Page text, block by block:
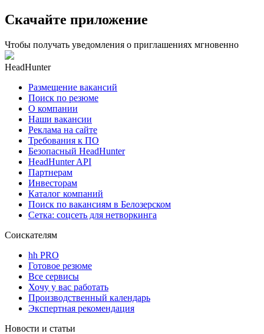
Скачайте приложение
Чтобы получать уведомления о приглашениях мгновенно
HeadHunter
Размещение вакансий
Поиск по резюме
О компании
Наши вакансии
Реклама на сайте
Требования к ПО
Безопасный HeadHunter
HeadHunter API
Партнерам
Инвесторам
Каталог компаний
Поиск по вакансиям в Белозерском
Сетка: соцсеть для нетворкинга
Соискателям
hh PRO
Готовое резюме
Все сервисы
Хочу у вас работать
Производственный календарь
Экспертная рекомендация
Новости и статьи